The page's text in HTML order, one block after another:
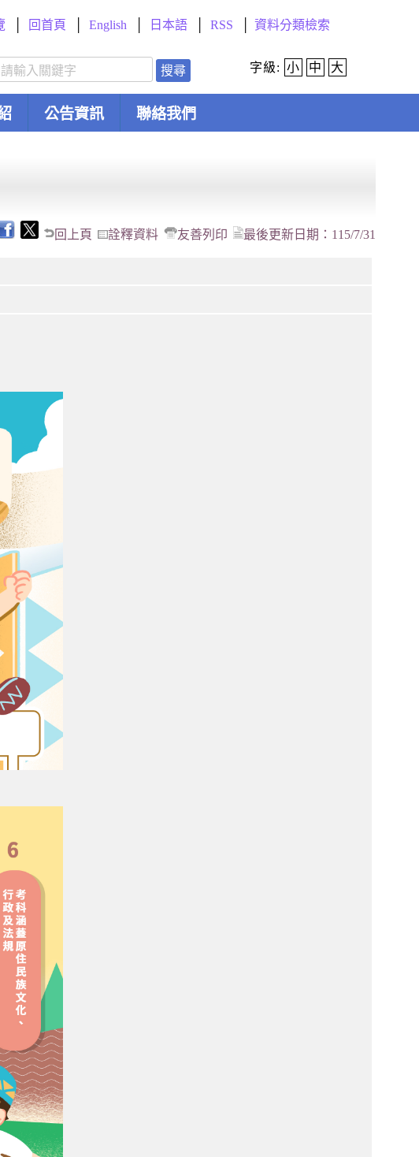
回首頁 English 日本語 RSS 資料分類檢索
搜尋 字級: 小 中 大
公告資訊 聯絡我們
回上頁 詮釋資料 友善列印 最後更新日期： 115/7/31